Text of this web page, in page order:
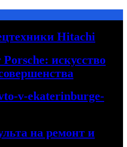
Hitachi
искусство
v-ekaterinburge-
на ремонт и